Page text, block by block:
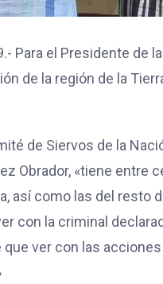
Para el Presidente de
de la región de la
de Siervos de la
Obrador, «tiene entre
así como las del resto
con la criminal
ver con las